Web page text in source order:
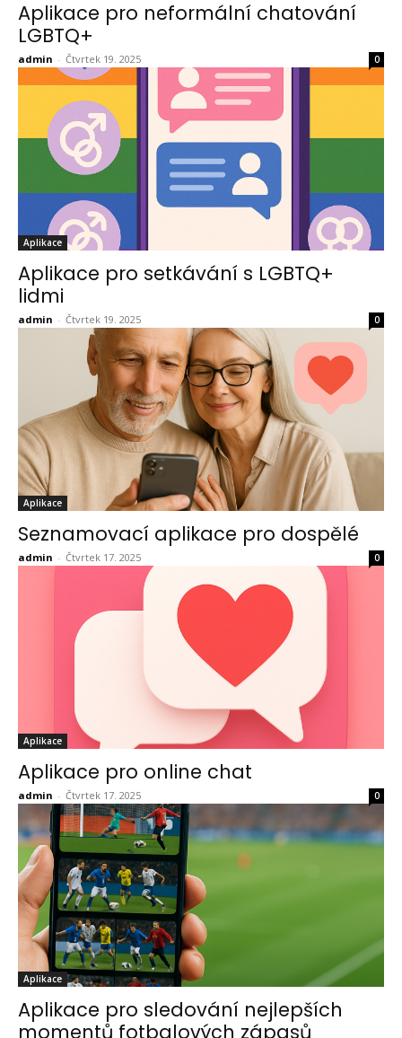
Aplikace pro neformální chatování
LGBTQ+
admin - Čtvrtek 19. 2025 0
Aplikace
Aplikace pro setkávání s LGBTQ+
lidmi
admin - Čtvrtek 19. 2025 0
Aplikace
Seznamovací aplikace pro dospělé
admin - Čtvrtek 17. 2025 0
Aplikace
Aplikace pro online chat
admin - Čtvrtek 17. 2025 0
Aplikace
Aplikace pro sledování nejlepších
momentů fotbalových zápasů